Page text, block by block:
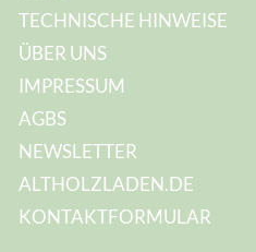
TECHNISCHE HINWEISE
ÜBER UNS
IMPRESSUM
AGBS
NEWSLETTER
ALTHOLZLADEN.DE
KONTAKTFORMULAR